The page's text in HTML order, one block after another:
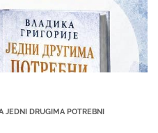
JEDNI DRUGIMA POTREBNI